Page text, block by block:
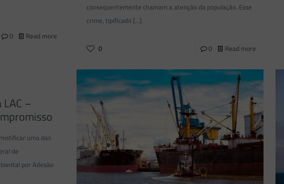
0 Read more
consequentemente chamam a atenção da população. Esse
crime, tipificado […]
0 0 Read more
–
uma das
de
por Adesão